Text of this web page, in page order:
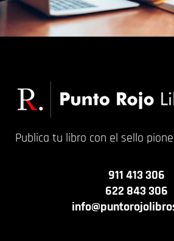
Publica tu libro con el sello
911 413 306
622 843 306